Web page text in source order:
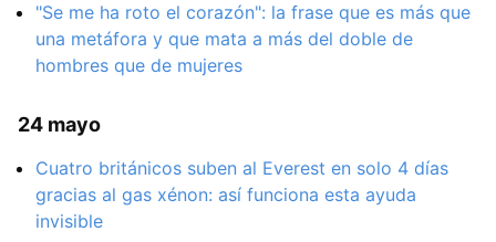
"Se me ha roto el corazón": la frase que es más que
una metáfora y que mata a más del doble de
hombres que de mujeres
24 mayo
Cuatro británicos suben al Everest en solo 4 días
gracias al gas xénon: así funciona esta ayuda
invisible